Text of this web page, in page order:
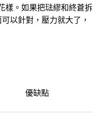
樣。如果把琺繆和終蒼拆
以針對，壓力就大了，
優缺點